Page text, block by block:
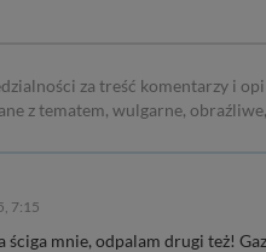
za treść komentarzy i
z tematem, wulgarne,
7:15
mnie, odpalam drugi też!